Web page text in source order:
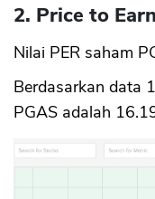
2. Price to
Nilai PER saham
Berdasarkan data
PGAS adalah